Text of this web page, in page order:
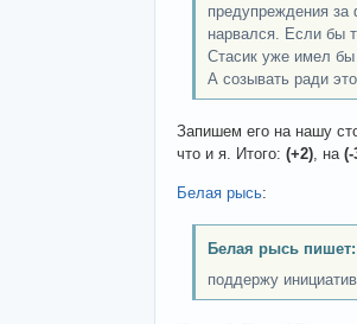
предупреждения
нарвался. Если бы
Стасик уже имел
А созывать ради
Запишем его на нашу
что и я. Итого: (+2), на (-
Белая рысь:
Белая рысь пишет:
поддержу